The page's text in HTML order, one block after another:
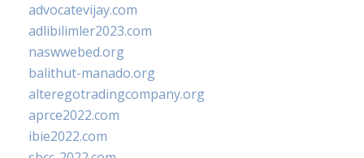
advocatevijay.com
adlibilimler2023.com
naswwebed.org
balithut-manado.org
alteregotradingcompany.org
aprce2022.com
ibie2022.com